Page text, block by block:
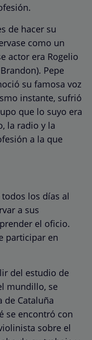
de hacer su
como un
actor era Rogelio
Pepe
su famosa voz
instante, sufrió
que lo suyo era
la radio y la
a la que
los días al
a sus
el oficio.
participar en
del estudio de
mundillo, se
de Cataluña
se encontró con
sobre el